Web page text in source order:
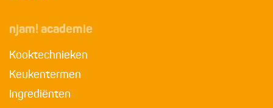
njam! academie
Kooktechnieken
Keukentermen
Ingrediënten